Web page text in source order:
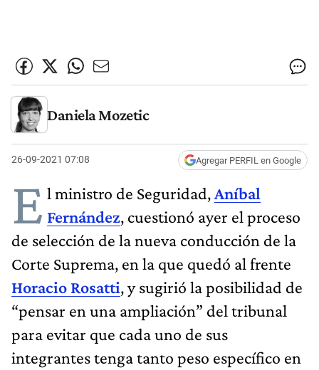
Daniela Mozetic
26-09-2021 07:08 Agregar PERFIL en Google
E l ministro de Seguridad,Aníbal
Fernández, cuestionó ayer el proceso
de selección de la nueva conducción de la
Corte Suprema, en la que quedó al frente
Horacio Rosatti, y sugirió la posibilidad de
“pensar en una ampliación” del tribunal
para evitar que cada uno de sus
integrantes tenga tanto peso específico en